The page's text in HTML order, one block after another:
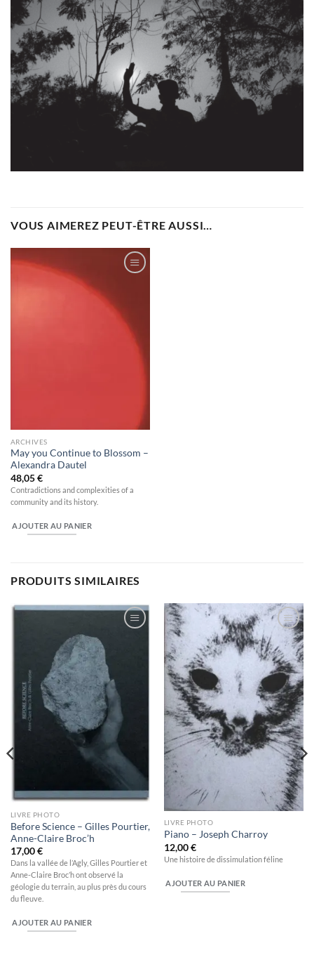
VOUS AIMEREZ PEUT-ÊTRE AUSSI…
ARCHIVES
May you Continue to Blossom –
Alexandra Dautel
48,05€
Contradictions and complexities of a
community and its history.
AJOUTER AU PANIER
PRODUITS SIMILAIRES
LIVRE PHOTO
Before Science – Gilles Pourtier,
Anne-Claire Broc’h
17,00€
Dans la vallée de l’Agly, Gilles Pourtier et
Anne-Claire Broc’h ont observé la
géologie du terrain, au plus près du cours
du fleuve.
AJOUTER AU PANIER
Ajouter
à la
wishlist
LIVRE PHOTO
Piano – Joseph Charroy
12,00€
Une histoire de dissimulation féline
AJOUTER AU PANIER